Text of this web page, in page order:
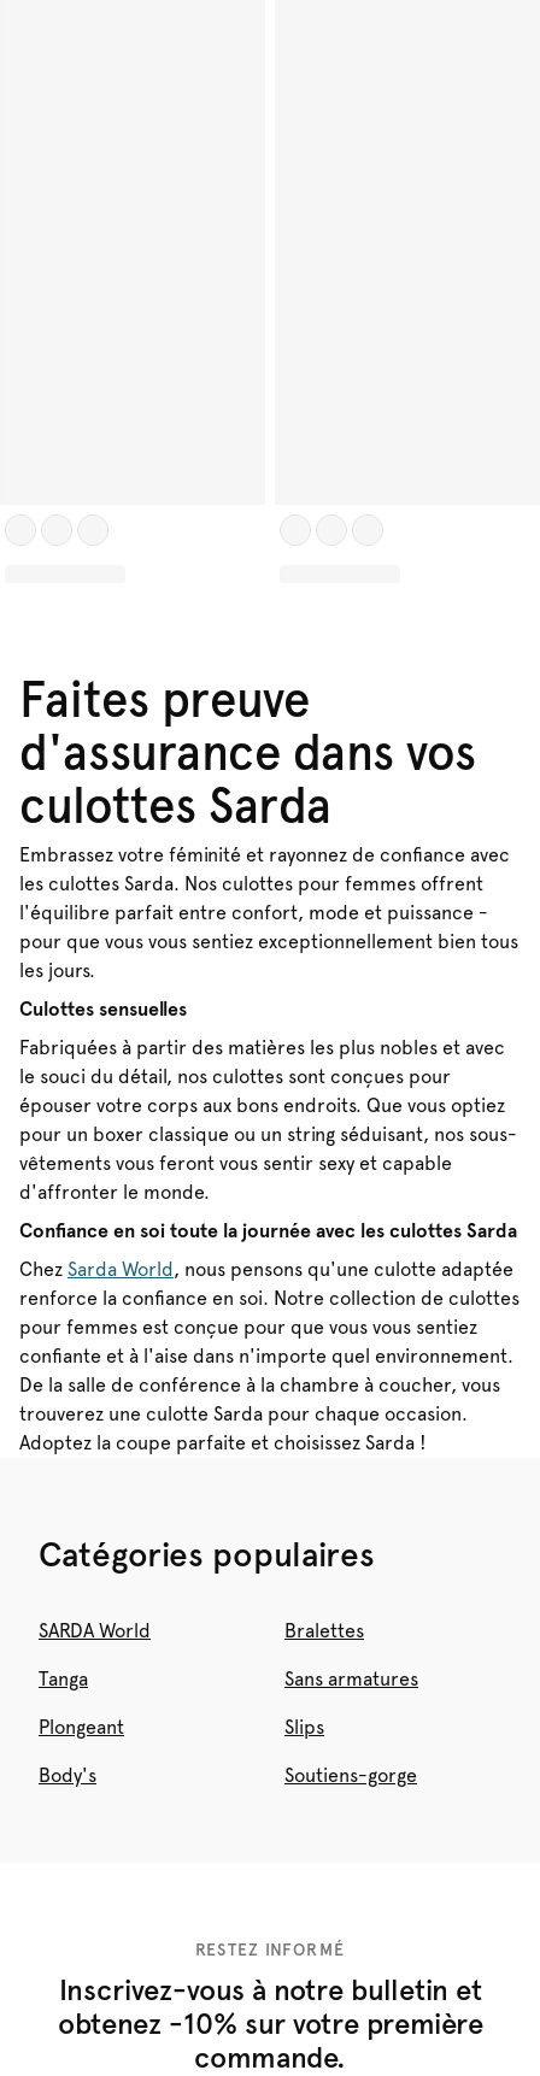
Faites preuve
d'assurance dans vos
culottes Sarda
Embrassez votre féminité et rayonnez de confiance avec
les culottes Sarda. Nos culottes pour femmes offrent
l'équilibre parfait entre confort, mode et puissance -
pour que vous vous sentiez exceptionnellement bien tous
les jours.
Culottes sensuelles
Fabriquées à partir des matières les plus nobles et avec
le souci du détail, nos culottes sont conçues pour
épouser votre corps aux bons endroits. Que vous optiez
pour un boxer classique ou un string séduisant, nos sous-
vêtements vous feront vous sentir sexy et capable
d'affronter le monde.
Confiance en soi toute la journée avec les culottes Sarda
Chez Sarda World, nous pensons qu'une culotte adaptée
renforce la confiance en soi. Notre collection de culottes
pour femmes est conçue pour que vous vous sentiez
confiante et à l'aise dans n'importe quel environnement.
De la salle de conférence à la chambre à coucher, vous
trouverez une culotte Sarda pour chaque occasion.
Adoptez la coupe parfaite et choisissez Sarda !
Catégories populaires
SARDA World Bralettes
Tanga Sans armatures
Plongeant Slips
Body's Soutiens-gorge
RESTEZ INFORMÉ
Inscrivez-vous à notre bulletin et
obtenez -10% sur votre première
commande.